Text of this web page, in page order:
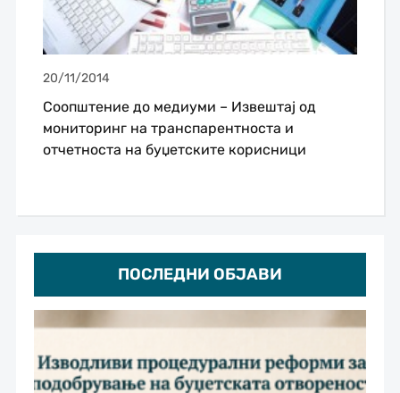
ПОСЛЕДНИ ОБЈАВИ
20/11/2014
Соопштение до медиуми – Извештај од
мониторинг на транспарентноста и
отчетноста на буџетските корисници